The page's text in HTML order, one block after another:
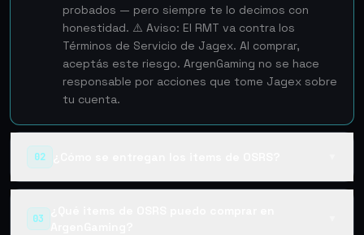
probados — pero siempre te lo decimos con
honestidad. ⚠️ Aviso: El RMT va contra los
Términos de Servicio de Jagex. Al comprar,
aceptás este riesgo. ArgenGaming no se hace
responsable por acciones que tome Jagex sobre
tu cuenta.
02
03
¿Qué items de OSRS puedo comprar en
ArgenGaming?